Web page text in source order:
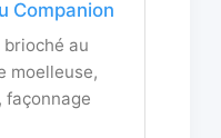
Companion
au
moelleuse,
façonnage